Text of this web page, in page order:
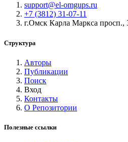
support@el-omgups.ru
+7 (3812) 31-07-11
г.Омск Карла Маркса просп.,
Структура
Авторы
Публикации
Поиск
Вход
Контакты
О Репозитории
Полезные ссылки